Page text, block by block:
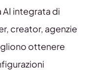
AI integrata di
creator, agenzie
ottenere